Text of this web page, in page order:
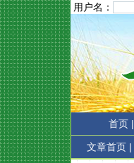
用户名：
首页 |
文章首页 |